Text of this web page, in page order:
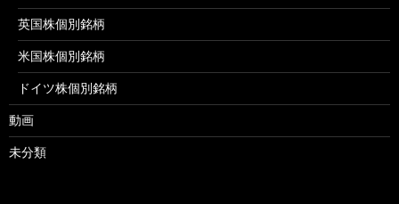
英国株個別銘柄
米国株個別銘柄
ドイツ株個別銘柄
動画
未分類